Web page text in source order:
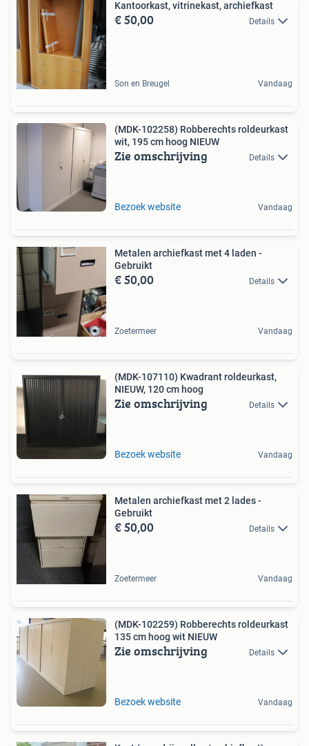
Kantoorkast, vitrinekast, archiefkast
€ 50,00 Details
Son en Breugel Vandaag
(MDK-102258) Robberechts roldeurkast
wit, 195 cm hoog NIEUW
Zie omschrijving Details
Bezoek website Vandaag
Metalen archiefkast met 4 laden -
Gebruikt
€ 50,00 Details
Zoetermeer Vandaag
(MDK-107110) Kwadrant roldeurkast,
NIEUW, 120 cm hoog
Zie omschrijving Details
Bezoek website Vandaag
Metalen archiefkast met 2 lades -
Gebruikt
€ 50,00 Details
Zoetermeer Vandaag
(MDK-102259) Robberechts roldeurkast
135 cm hoog wit NIEUW
Zie omschrijving Details
Bezoek website Vandaag